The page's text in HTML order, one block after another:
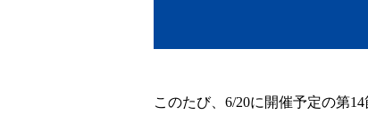
このたび、6/20に開催予定の第